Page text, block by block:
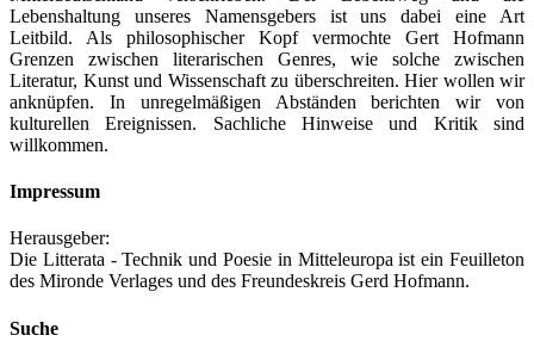
Lebenshaltung unseres Namensgebers ist uns dabei eine Art
Leitbild. Als philosophischer Kopf vermochte Gert Hofmann
Grenzen zwischen literarischen Genres, wie solche zwischen
Literatur, Kunst und Wissenschaft zu überschreiten. Hier wollen wir
anknüpfen. In unregelmäßigen Abständen berichten wir von
kulturellen Ereignissen. Sachliche Hinweise und Kritik sind
willkommen.
Impressum
Herausgeber:
Die Litterata - Technik und Poesie in Mitteleuropa ist ein Feuilleton
des Mironde Verlages und des Freundeskreis Gerd Hofmann.
Suche